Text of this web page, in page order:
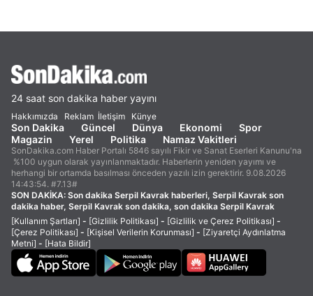
24 saat son dakika haber yayını
Hakkımızda Reklam İletişim Künye
Son Dakika Güncel Dünya Ekonomi
Spor
Magazin
Yerel Politika Namaz Vakitleri
SonDakika.com Haber Portalı 5846 sayılı Fikir ve Sanat Eserleri Kanunu'na
%100 uygun olarak yayınlanmaktadır. Haberlerin yeniden yayımı ve
herhangi bir ortamda basılması önceden yazılı izin gerektirir. 9.08.2026
14:43:54. #7.13#
SON DAKİKA: Son dakika Serpil Kavrak haberleri, Serpil Kavrak son
dakika haber, Serpil Kavrak son dakika, son dakika Serpil Kavrak
[Kullanım Şartları] - [Gizlilik Politikası] - [Gizlilik ve Çerez Politikası] -
[Çerez Politikası] - [Kişisel Verilerin Korunması] - [Ziyaretçi Aydınlatma
Metni] - [Hata Bildir]